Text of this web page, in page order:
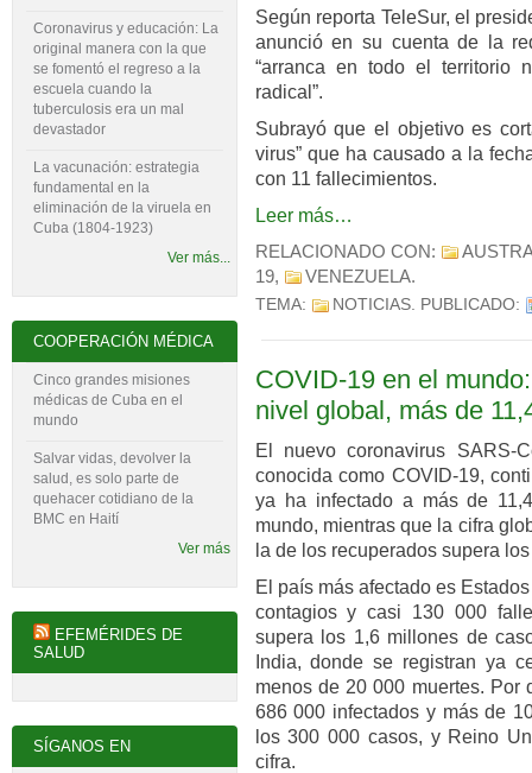
Según reporta TeleSur, el
anunció en su cuenta de la
“arranca en todo el territorio
radical”.
Subrayó que el objetivo es
virus” que ha causado a la
con 11 fallecimientos.
Leer más…
RELACIONADO CON:
19, VENEZUELA.
TEMA: NOTICIAS. PUBLICADO:
COVID-19 en el
nivel global, más de
El nuevo coronavirus SARS-
conocida como COVID-19,
ya ha infectado a más de
mundo, mientras que la cifra
la de los recuperados supera
El país más afectado es
contagios y casi 130 000
supera los 1,6 millones de
India, donde se registran ya
menos de 20 000 muertes.
686 000 infectados y más de
los 300 000 casos, y Reino
cifra.
Coronavirus y educación: La
original manera con la que
se fomentó el regreso a la
escuela cuando la
tuberculosis era un mal
devastador
La vacunación: estrategia
fundamental en la
eliminación de la viruela en
Cuba (1804-‍1923)
Ver más...
COOPERACIÓN MÉDICA
Cinco grandes misiones
médicas de Cuba en el
mundo
Salvar vidas, devolver la
salud, es solo parte de
quehacer cotidiano de la
BMC en Haití
Ver más
EFEMÉRIDES DE
SALUD
SÍGANOS EN